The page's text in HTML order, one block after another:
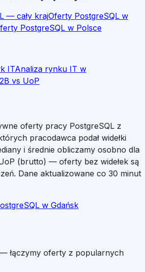
— cały krajOferty PostgreSQL w
PostgreSQL w Polsce
ITAnaliza rynku IT w
vs UoP
oferty pracy PostgreSQL z
pracodawca podał widełki
i średnie obliczamy osobno dla
(brutto) — oferty bez widełek są
Dane aktualizowane co 30 minut
w Gdańsk
łączymy oferty z popularnych